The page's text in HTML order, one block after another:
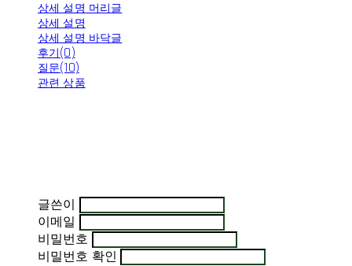
상세 설명 머리글
상세 설명
상세 설명 바닥글
후기(0)
질문(10)
관련 상품
글쓴이
이메일
비밀번호
비밀번호 확인